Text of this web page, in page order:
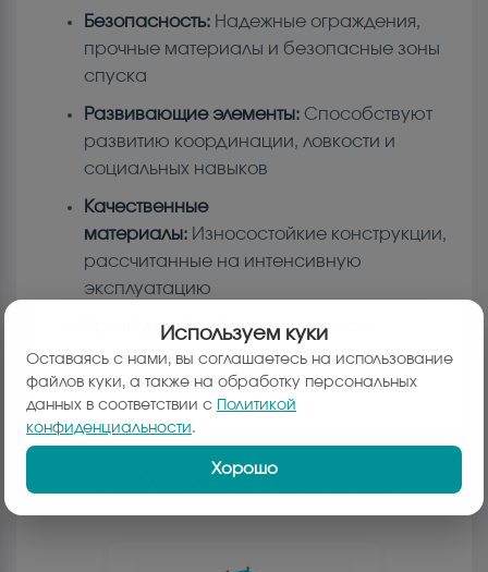
Безопасность: Надежные ограждения,
прочные материалы и безопасные зоны
спуска
Развивающие элементы: Способствуют
развитию координации, ловкости и
социальных навыков
Качественные
материалы: Износостойкие конструкции,
рассчитанные на интенсивную
эксплуатацию
Яркий дизайн:Привлекательное
цветовое решение, стимулирующее
игровую активность
ПОХОЖИЕ ТОВАРЫ:
Используем куки
Оставаясь с нами, вы соглашаетесь на использование
файлов куки, а также на обработку персональных
данных в соответствии с Политикой
конфиденциальности.
Хорошо